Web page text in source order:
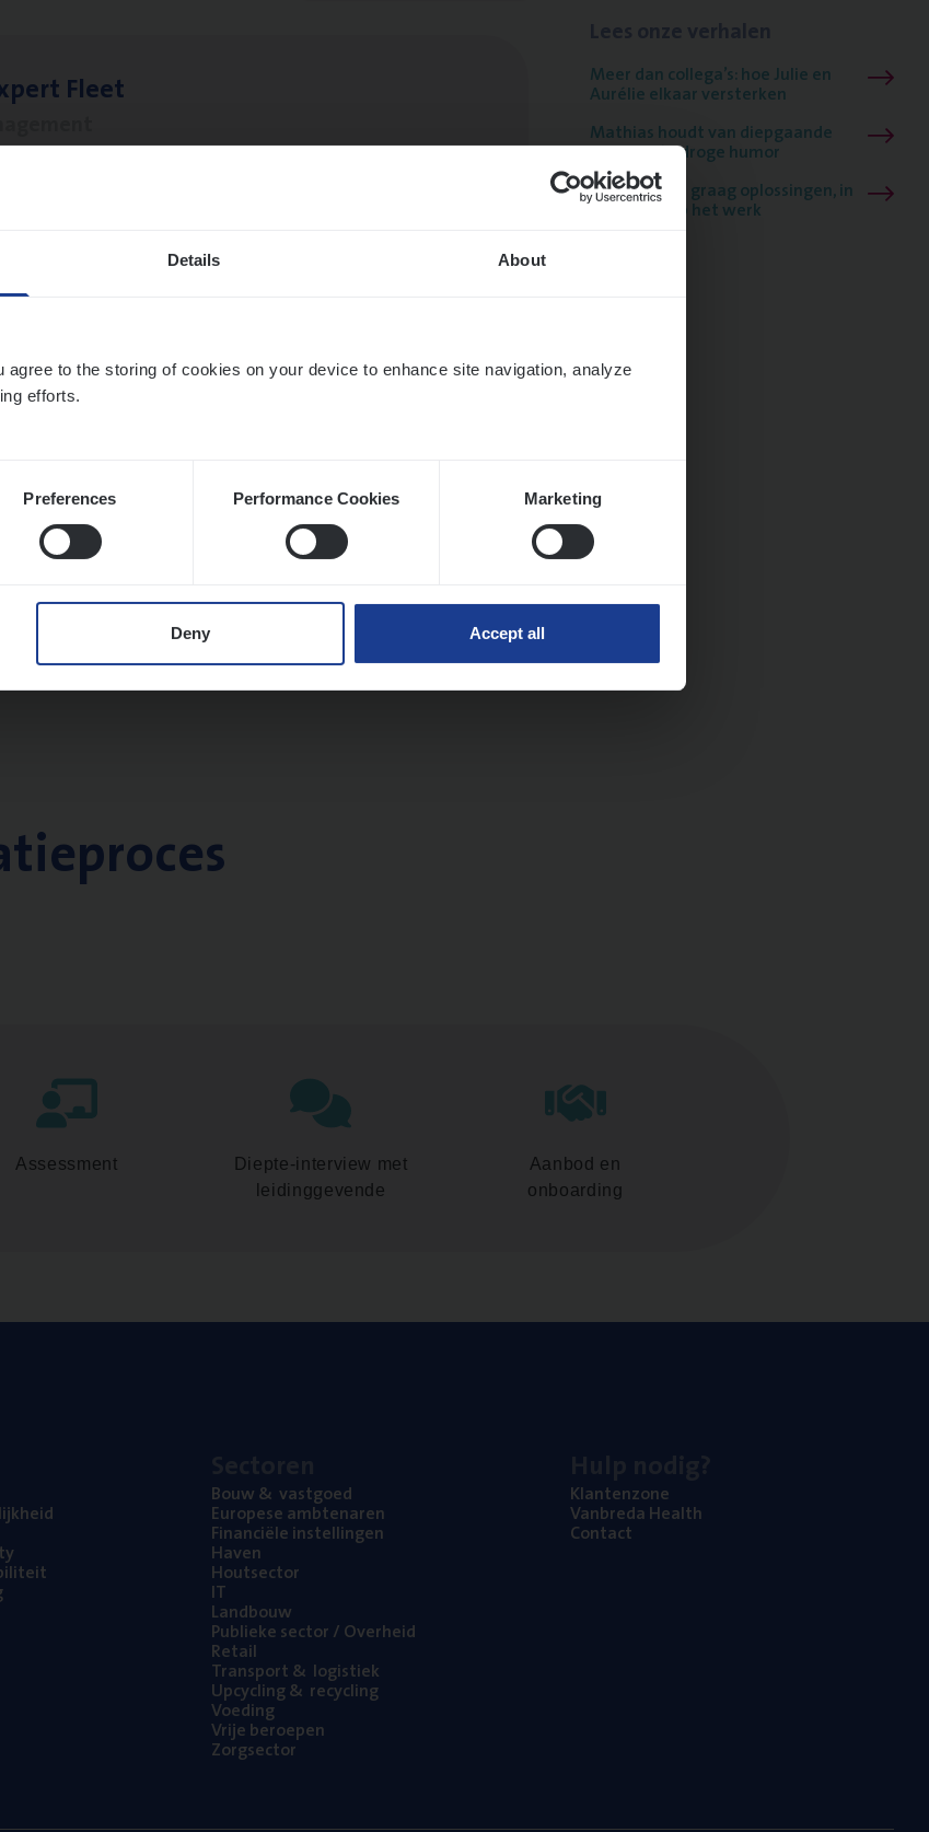
Details About
agree to the storing of cookies on your device to enhance site navigation, analyze
efforts.
Preferences Performance Cookies Marketing
Deny Accept all
Fleet
Fleet
Mari­ne Cargo
Sales Management
Meer dan collega’s: hoe Julie en
Aurélie elkaar versterken
Mathias houdt van diepgaande
dossiers én droge humor
Thalia zoekt graag oplossingen, in
games én op het werk
Assessment
Diepte-interview met
leidinggevende
Aanbod en
onboarding
Bouw& vastgoed
Euro­pe­se ambtenaren
Finan­ci­ë­le instellingen
Haven
Hout­sec­tor
IT
Land­bouw
Publie­ke sec­tor / Overheid
Retail
Trans­port& logistiek
Upcy­cling& recycling
Voe­ding
Vrije beroe­pen
Zorg­sec­tor
Klan­ten­zo­ne
Van­b­re­da Health
Con­tact